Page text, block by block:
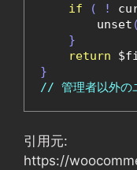
if
( !
        unset
(
}
return
}
// 管理者以外の
引用元:
https://